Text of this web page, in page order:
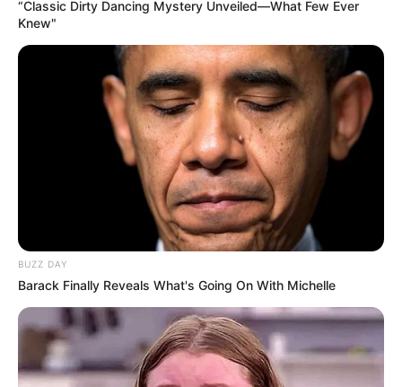
ein großes Außenbecken. Im Wellnessbereich kann
Dampfbad oder eine Rasul-Zeremonie genossen
werden. Informationen unter Friesenbad Emden.
Sole-Therme Bad Harzburg - Baden in einer
Thermalquelle mit Innen- und Außenbecken sowie
einem großen Saunabereich in Bad Harzburg im
Harz. Informationen unterSole-Therme Bad Harzbur
Salztherme SaLü in Lüneburg - In dem Salzwasser
des Sole-Erlebnisbades bieten 4 Themenwelten
Erholung, Spaß, Fitness und Vergnügen für die
ganze Familie. Informationen unterwww.kurzentru
m.de
Celler Badeland - Fun und Action können die
Besucher in dem 40.000 m² großen Freizeitbad
“Classic Dirty Dancing Mystery Unveiled—What Few Ever
Knew"
BUZZ DAY
Barack Finally Reveals What's Going On With Michelle